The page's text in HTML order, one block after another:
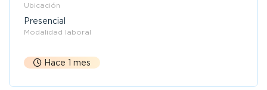
Ubicación
Presencial
Modalidad laboral
Hace 1 mes